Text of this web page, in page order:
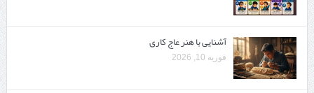
آشنایی با هنر عاج کاری
فوریه 10, 2026